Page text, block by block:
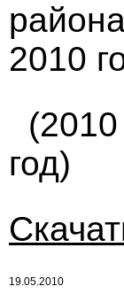
2010
(2010
год)
19.05.2010